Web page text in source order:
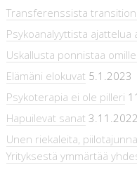
Transferenssista
Psykoanalyyttista ajattelua
Uskallusta ponnistaa
Elämäni elokuvat 5.1.2023
Psykoterapia ei ole pilleri
Hapuilevat sanat 3.11.2022
Unen riekaleita,
Yrityksestä ymmärtää